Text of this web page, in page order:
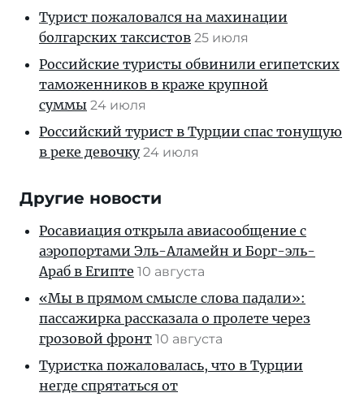
Турист пожаловался на махинации
болгарских таксистов 25 июля
Российские туристы обвинили египетских
таможенников в краже крупной
суммы 24 июля
Российский турист в Турции спас тонущую
в реке девочку 24 июля
Другие новости
Росавиация открыла авиасообщение с
аэропортами Эль-Аламейн и Борг-эль-
Араб в Египте 10 августа
«Мы в прямом смысле слова падали»:
пассажирка рассказала о пролете через
грозовой фронт 10 августа
Туристка пожаловалась, что в Турции
негде спрятаться от